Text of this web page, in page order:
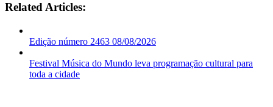
Related Articles:
Edição número 2463 08/08/2026
Festival Música do Mundo leva programação cultural para
toda a cidade